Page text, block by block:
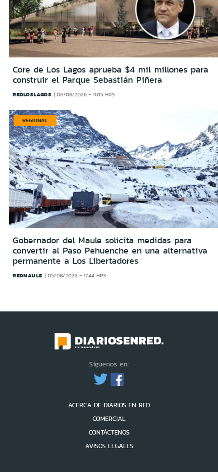
Core de Los Lagos aprueba $4 mil millones para
construir el Parque Sebastián Piñera
REDLOSLAGOS 06/08/2026 - 11:05 HRS
REGIONAL
Gobernador del Maule solicita medidas para
convertir al Paso Pehuenche en una alternativa
permanente a Los Libertadores
REDMAULE 05/08/2026 - 17:44 HRS
Síguenos en:
ACERCA DE DIARIOS EN RED
COMERCIAL
CONTÁCTENOS
AVISOS LEGALES